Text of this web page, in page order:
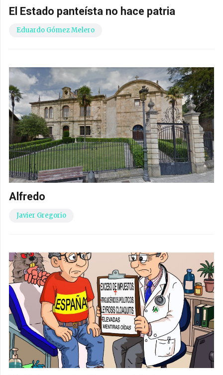
El Estado panteísta no hace patria
Eduardo Gómez Melero
Alfredo
Javier Gregorio